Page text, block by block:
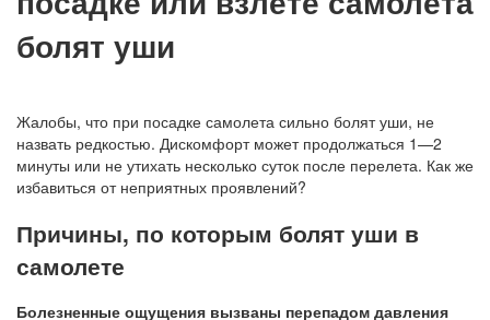
болят уши
Жалобы, что при посадке самолета сильно болят уши, не
назвать редкостью. Дискомфорт может продолжаться 1—2
минуты или не утихать несколько суток после перелета. Как же
избавиться от неприятных проявлений?
Причины, по которым болят уши в
самолете
Болезненные ощущения вызваны перепадом давления